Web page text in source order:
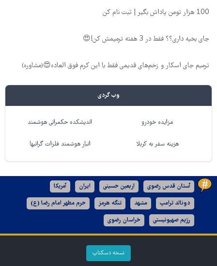
100 هزار تومن پاداش بگیر | ثبت نام کن
جای بخیه داری؟؟ فقط در 3 هفته ترمیمش کن!😍
ترمیم جای اسکار و زخم‌های قدیمی فقط با این کرم فوق العاده😍(مشاوره)
وب گردی
مزایده خودرو اندیشکده حکمرانی هوشمند
هزینه سفر به کربلا انبار هوشمند فلزات گرانبها
آستان قدس رضوی اربعین حسینی ایران آمریکا
دونالد ترامپ مشهد تنگه هرمز حرم مطهر امام رضا (ع)
رژیم صهیونیستی خراسان رضوی
نسخه دسکتاپ